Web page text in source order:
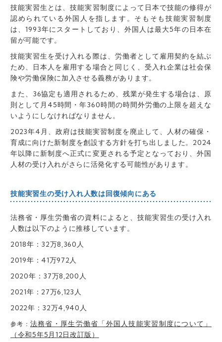
技能実習生とは、技能実習制度によって日本で技能の修得が
認められている外国人を指します。そもそも技能実習制度
は、1993年にスタートしており、外国人は最大5年の日本在
留が可能です。
技能実習生を受け入れる際は、労働者として雇用契約を結ぶ
ため、日本人を雇用する場合と同じく、受入れ企業は社会保
険や労働保険に加入させる義務があります。
また、36協定も適用されるため、残業が発生する場合は、原
則として月45時間・年360時間の時間外労働の上限を超えな
いようにしなければなりません。
2023年4月、政府は技能実習制度を廃止して、人材の確保・
育成に向けた新制度を創設する方針を打ち出しました。2024
年以降に新制度へ正式に変更される予定となっており、外国
人材の受け入れがさらに活発化する可能性があります。
技能実習生の受け入れ人数は回復傾向にある
法務省・厚生労働省の資料によると、技能実習生の受け入れ
人数は以下のように推移しています。
2018年：32万8,360人
2019年：41万972人
2020年：37万8,200人
2021年：27万6,123人
2022年：32万4,940人
参考： 法務省・厚生労働省「外国人技能実習制度について」
（令和5年5月12日改訂版）